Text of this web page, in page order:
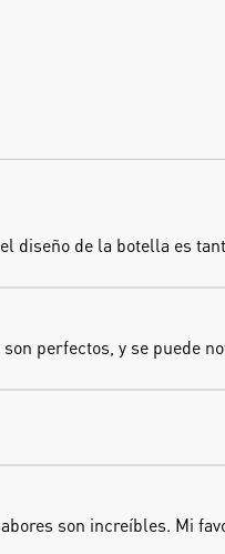
diseño de la botella es
perfectos, y se puede
son increíbles. Mi